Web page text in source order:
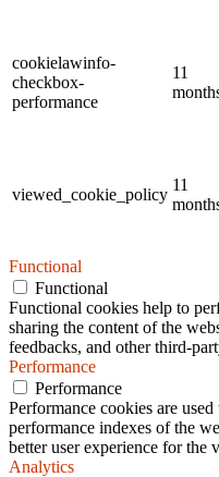
cookielawinfo-
checkbox-
performance
11
viewed_cookie_policy
11
Functional
Functional
Functional cookies help to
sharing the content of the
feedbacks, and other third-
Performance
Performance
Performance cookies are
performance indexes of the
better user experience for the
Analytics